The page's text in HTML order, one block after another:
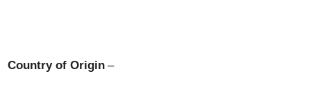
Country of Origin –